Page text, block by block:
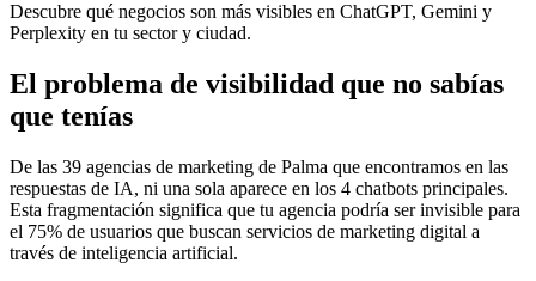
Descubre qué negocios son más visibles en ChatGPT, Gemini y
Perplexity en tu sector y ciudad.
El problema de visibilidad que no sabías
que tenías
De las 39 agencias de marketing de Palma que encontramos en las
respuestas de IA, ni una sola aparece en los 4 chatbots principales.
Esta fragmentación significa que tu agencia podría ser invisible para
el 75% de usuarios que buscan servicios de marketing digital a
través de inteligencia artificial.